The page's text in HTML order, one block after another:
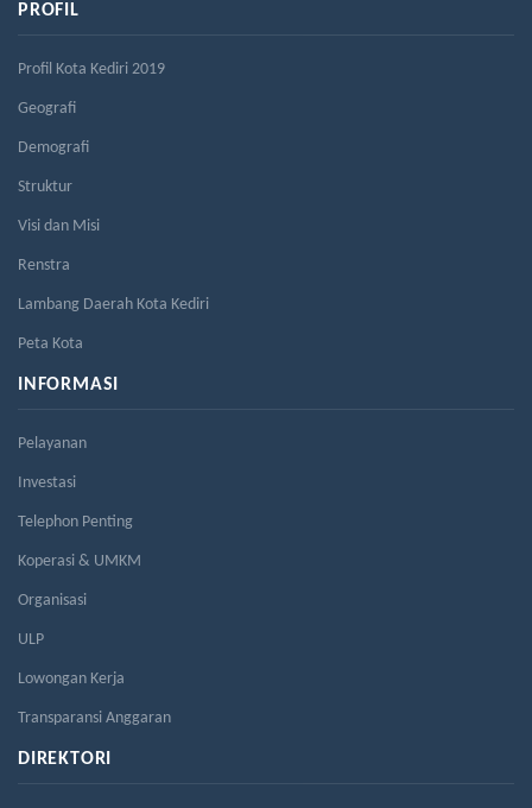
PROFIL
Profil Kota Kediri 2019
Geografi
Demografi
Struktur
Visi dan Misi
Renstra
Lambang Daerah Kota Kediri
Peta Kota
INFORMASI
Pelayanan
Investasi
Telephon Penting
Koperasi & UMKM
Organisasi
ULP
Lowongan Kerja
Transparansi Anggaran
DIREKTORI